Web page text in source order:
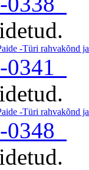
0341
0348